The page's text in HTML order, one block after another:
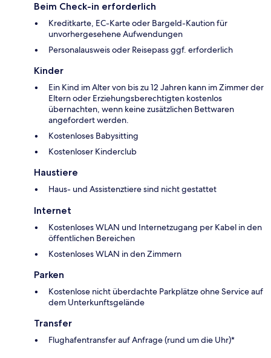
Beim Check-in erforderlich
Kreditkarte, EC-Karte oder Bargeld-Kaution für
unvorhergesehene Aufwendungen
Personalausweis oder Reisepass ggf. erforderlich
Kinder
Ein Kind im Alter von bis zu 12 Jahren kann im Zimmer der
Eltern oder Erziehungsberechtigten kostenlos
übernachten, wenn keine zusätzlichen Bettwaren
angefordert werden.
Kostenloses Babysitting
Kostenloser Kinderclub
Haustiere
Haus- und Assistenztiere sind nicht gestattet
Internet
Kostenloses WLAN und Internetzugang per Kabel in den
öffentlichen Bereichen
Kostenloses WLAN in den Zimmern
Parken
Kostenlose nicht überdachte Parkplätze ohne Service auf
dem Unterkunftsgelände
Transfer
Flughafentransfer auf Anfrage (rund um die Uhr)*